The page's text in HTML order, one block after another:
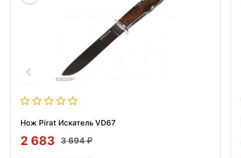
Нож Pirat Искатель VD67
2 683 3 694